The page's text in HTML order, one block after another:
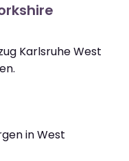
Karlsruhe West
in West